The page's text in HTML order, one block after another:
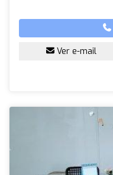
Ver e-mail